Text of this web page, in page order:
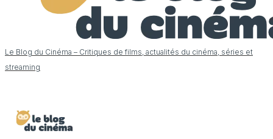
Le Blog du Cinéma – Critiques de films, actualités du cinéma, séries et
streaming